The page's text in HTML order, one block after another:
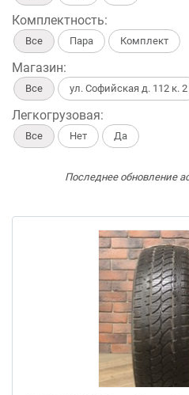
Комплектность:
Все Пара Комплект
Магазин:
Все ул. Софийская д. 112 к. 2
Легкогрузовая:
Все Нет Да
Последнее обновление